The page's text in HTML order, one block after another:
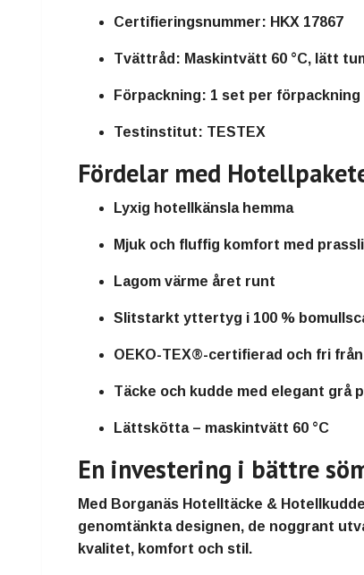
Certifieringsnummer: HKX 17867
Tvättråd: Maskintvätt 60 °C, lätt
Förpackning: 1 set per förpackning
Testinstitut: TESTEX
Fördelar med
Lyxig hotellkänsla hemma
Mjuk och fluffig komfort med
Lagom värme året runt
Slitstarkt yttertyg i 100 %
OEKO-TEX®-certifierad och fri från
Täcke och kudde med elegant grå
Lättskötta – maskintvätt 60 °C
En investering i bättre
Med Borganäs Hotelltäcke & Hotellkudde
genomtänkta designen, de noggrant
kvalitet, komfort och stil.